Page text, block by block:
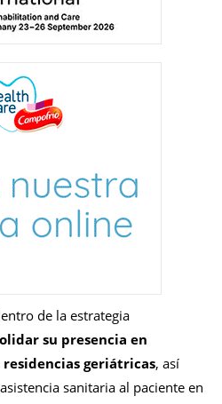
de la estrategia
su presencia en
geriátricas, así
sanitaria al paciente en